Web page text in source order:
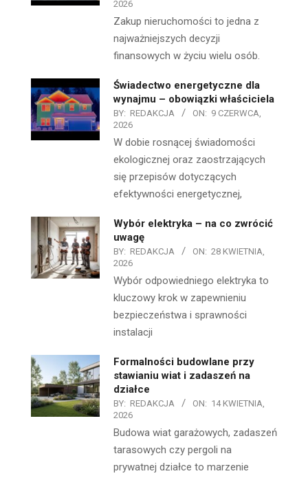
2026
Zakup nieruchomości to jedna z
najważniejszych decyzji
finansowych w życiu wielu osób.
Świadectwo energetyczne dla
wynajmu – obowiązki właściciela
BY: REDAKCJA ON: 9 CZERWCA,
2026
W dobie rosnącej świadomości
ekologicznej oraz zaostrzających
się przepisów dotyczących
efektywności energetycznej,
Wybór elektryka – na co zwrócić
uwagę
BY: REDAKCJA ON: 28 KWIETNIA,
2026
Wybór odpowiedniego elektryka to
kluczowy krok w zapewnieniu
bezpieczeństwa i sprawności
instalacji
Formalności budowlane przy
stawianiu wiat i zadaszeń na
działce
BY: REDAKCJA ON: 14 KWIETNIA,
2026
Budowa wiat garażowych, zadaszeń
tarasowych czy pergoli na
prywatnej działce to marzenie